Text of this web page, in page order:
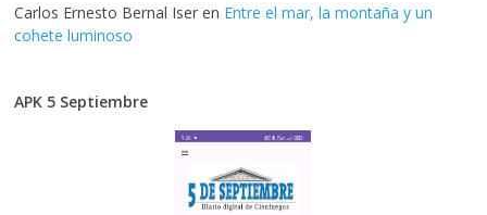
Carlos Ernesto Bernal Iser en Entre el mar, la montaña y un
cohete luminoso
APK 5 Septiembre